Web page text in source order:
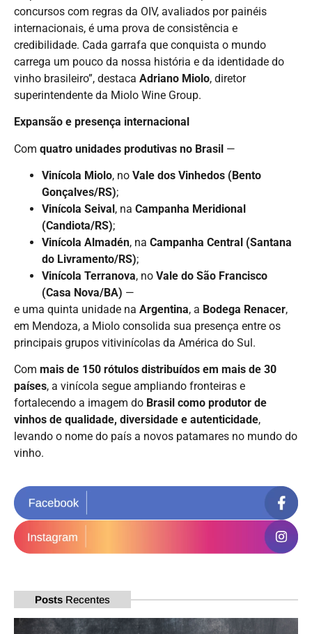
concursos com regras da OIV, avaliados por painéis
internacionais, é uma prova de consistência e
credibilidade. Cada garrafa que conquista o mundo
carrega um pouco da nossa história e da identidade do
vinho brasileiro”, destaca Adriano Miolo, diretor
superintendente da Miolo Wine Group.
Expansão e presença internacional
Com quatro unidades produtivas no Brasil —
Vinícola Miolo, no Vale dos Vinhedos (Bento
Gonçalves/RS);
Vinícola Seival, na Campanha Meridional
(Candiota/RS);
Vinícola Almadén, na Campanha Central (Santana
do Livramento/RS);
Vinícola Terranova, no Vale do São Francisco
(Casa Nova/BA) —
e uma quinta unidade na Argentina, a Bodega Renacer,
em Mendoza, a Miolo consolida sua presença entre os
principais grupos vitivinícolas da América do Sul.
Com mais de 150 rótulos distribuídos em mais de 30
países, a vinícola segue ampliando fronteiras e
fortalecendo a imagem do Brasil como produtor de
vinhos de qualidade, diversidade e autenticidade,
levando o nome do país a novos patamares no mundo do
vinho.
Posts Recentes